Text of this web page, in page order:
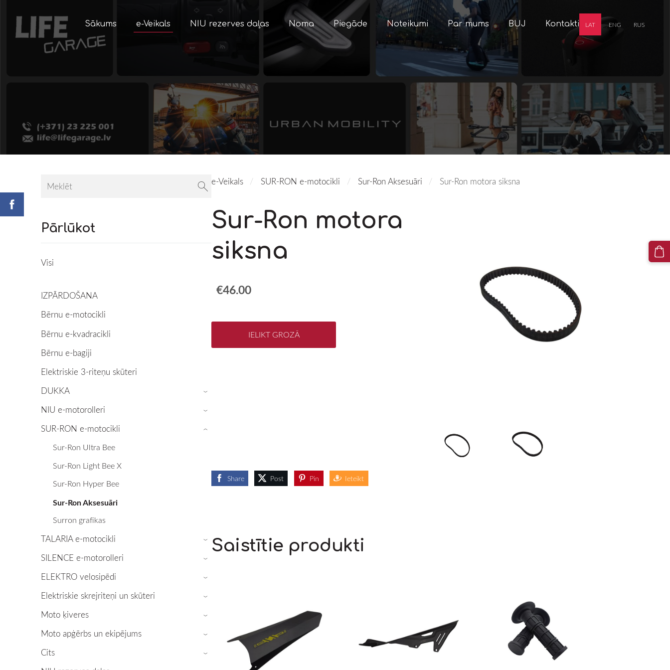
Sākums e-Veikals NIU rezerves daļas Noma Piegāde Noteikumi Par mums BUJ Kontakti LAT ENG RUS
Pārlūkot
Visi
IZPĀRDOŠANA
Bērnu e-motocikli
Bērnu e-kvadracikli
Bērnu e-bagiji
Elektriskie 3-riteņu skūteri
DUKKA
›
NIU e-motorolleri ›
SUR-RON e-motocikli
Sur-Ron Ultra Bee
Sur-Ron Light Bee X
Sur-Ron Hyper Bee
Sur-Ron Aksesuāri
Surron grafikas
›
TALARIA e-motocikli ›
SILENCE e-motorolleri ›
ELEKTRO velosipēdi ›
Elektriskie skrejriteņi un skūteri ›
Moto ķiveres ›
Moto apģērbs un ekipējums ›
Cits ›
e-Veikals SUR-RON e-motocikli Sur-Ron Aksesuāri Sur-Ron motora siksna
Sur-Ron motora
siksna
€46.00
IELIKT GROZĀ
Share Post Pin Ieteikt
Saistītie produkti